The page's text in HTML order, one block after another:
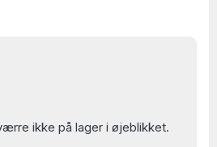
ikke på lager i øjeblikket.